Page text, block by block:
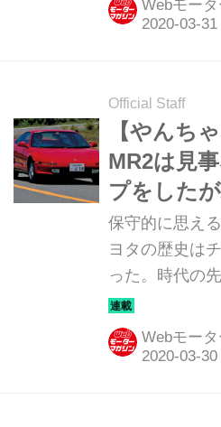
を改めて俯瞰
Webモー
Official Staff
【やんち
MR2は見
プをした
壊が痛か
保守的に思え
ヨタの歴史は
った。時代の
ら、一体どう
なるクルマま
を改めて俯瞰
Webモー